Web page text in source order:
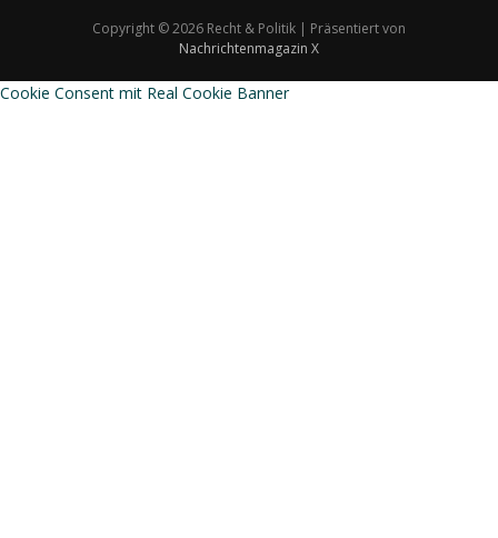
Copyright © 2026 Recht & Politik | Präsentiert von
Nachrichtenmagazin X
Cookie Consent mit Real Cookie Banner